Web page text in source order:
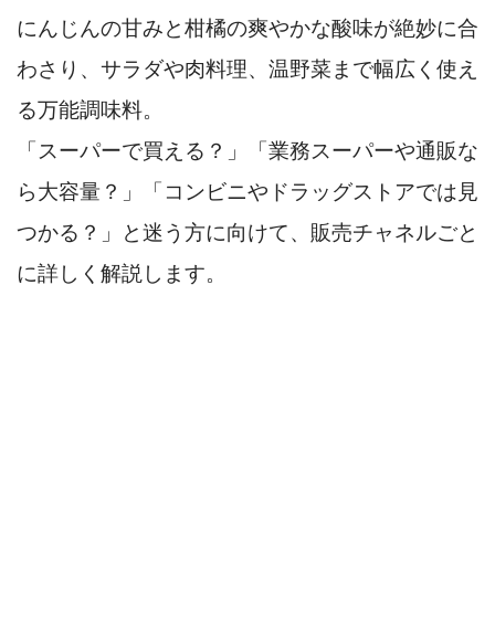
にんじんの甘みと柑橘の爽やかな酸味が絶妙に合
わさり、サラダや肉料理、温野菜まで幅広く使え
る万能調味料。
「スーパーで買える？」「業務スーパーや通販な
ら大容量？」「コンビニやドラッグストアでは見
つかる？」と迷う方に向けて、販売チャネルごと
に詳しく解説します。